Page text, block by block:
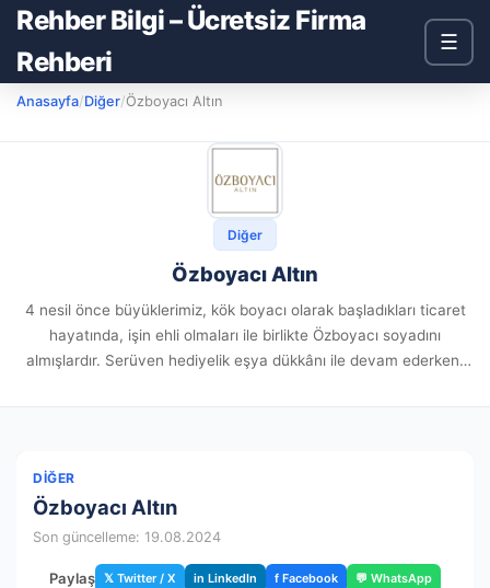
Rehber Bilgi – Ücretsiz Firma
Rehberi
☰
Anasayfa/Diğer/Özboyacı Altın
Diğer
Özboyacı Altın
4 nesil önce büyüklerimiz, kök boyacı olarak başladıkları ticaret
hayatında, işin ehli olmaları ile birlikte Özboyacı soyadını
almışlardır. Serüven hediyelik eşya dükkânı ile devam ederken,
DIĞER
Özboyacı Altın
Son güncelleme: 19.08.2024
Paylaş 𝕏 Twitter / X in LinkedIn f Facebook 💬 WhatsApp